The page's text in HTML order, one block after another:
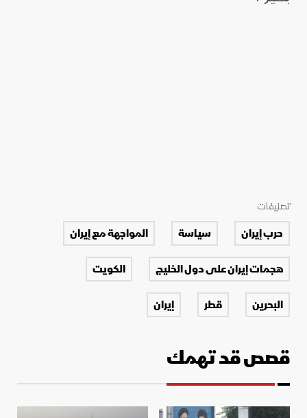
تصنيفات
حرب إيران سياسة
المواجهة مع إيران
هجمات إيران على دول الخليج
الكويت
البحرين
قطر إيران
قصص قد تهمك